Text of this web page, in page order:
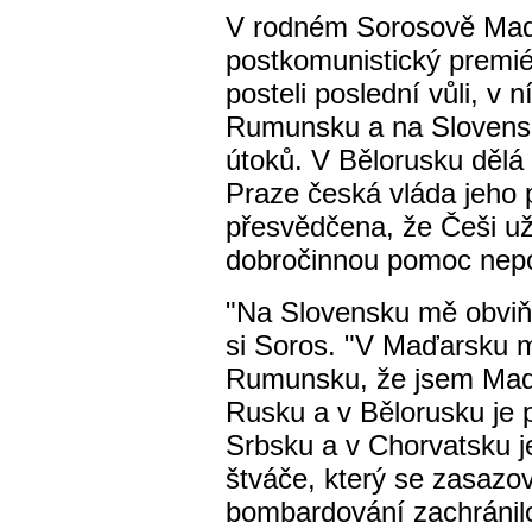
V rodném Sorosově
postkomunistický
posteli poslední vůli, v
Rumunsku a na
útoků. V Bělorusku
Praze česká vláda jeho
přesvědčena, že Češi
dobročinnou pomoc
"Na Slovensku mě
si Soros. "V Maďarsku
Rumunsku, že jsem
Rusku a v Bělorusku je
Srbsku a v Chorvatsku
štváče, který se
bombardování